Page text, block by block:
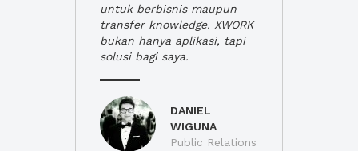
untuk berbisnis maupun
transfer knowledge. XWORK
bukan hanya aplikasi, tapi
solusi bagi saya.
DANIEL
WIGUNA
Public Relations